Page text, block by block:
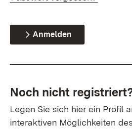
Anmelden
Noch nicht
Legen Sie sich hier ein Profil
interaktiven Möglichkeiten